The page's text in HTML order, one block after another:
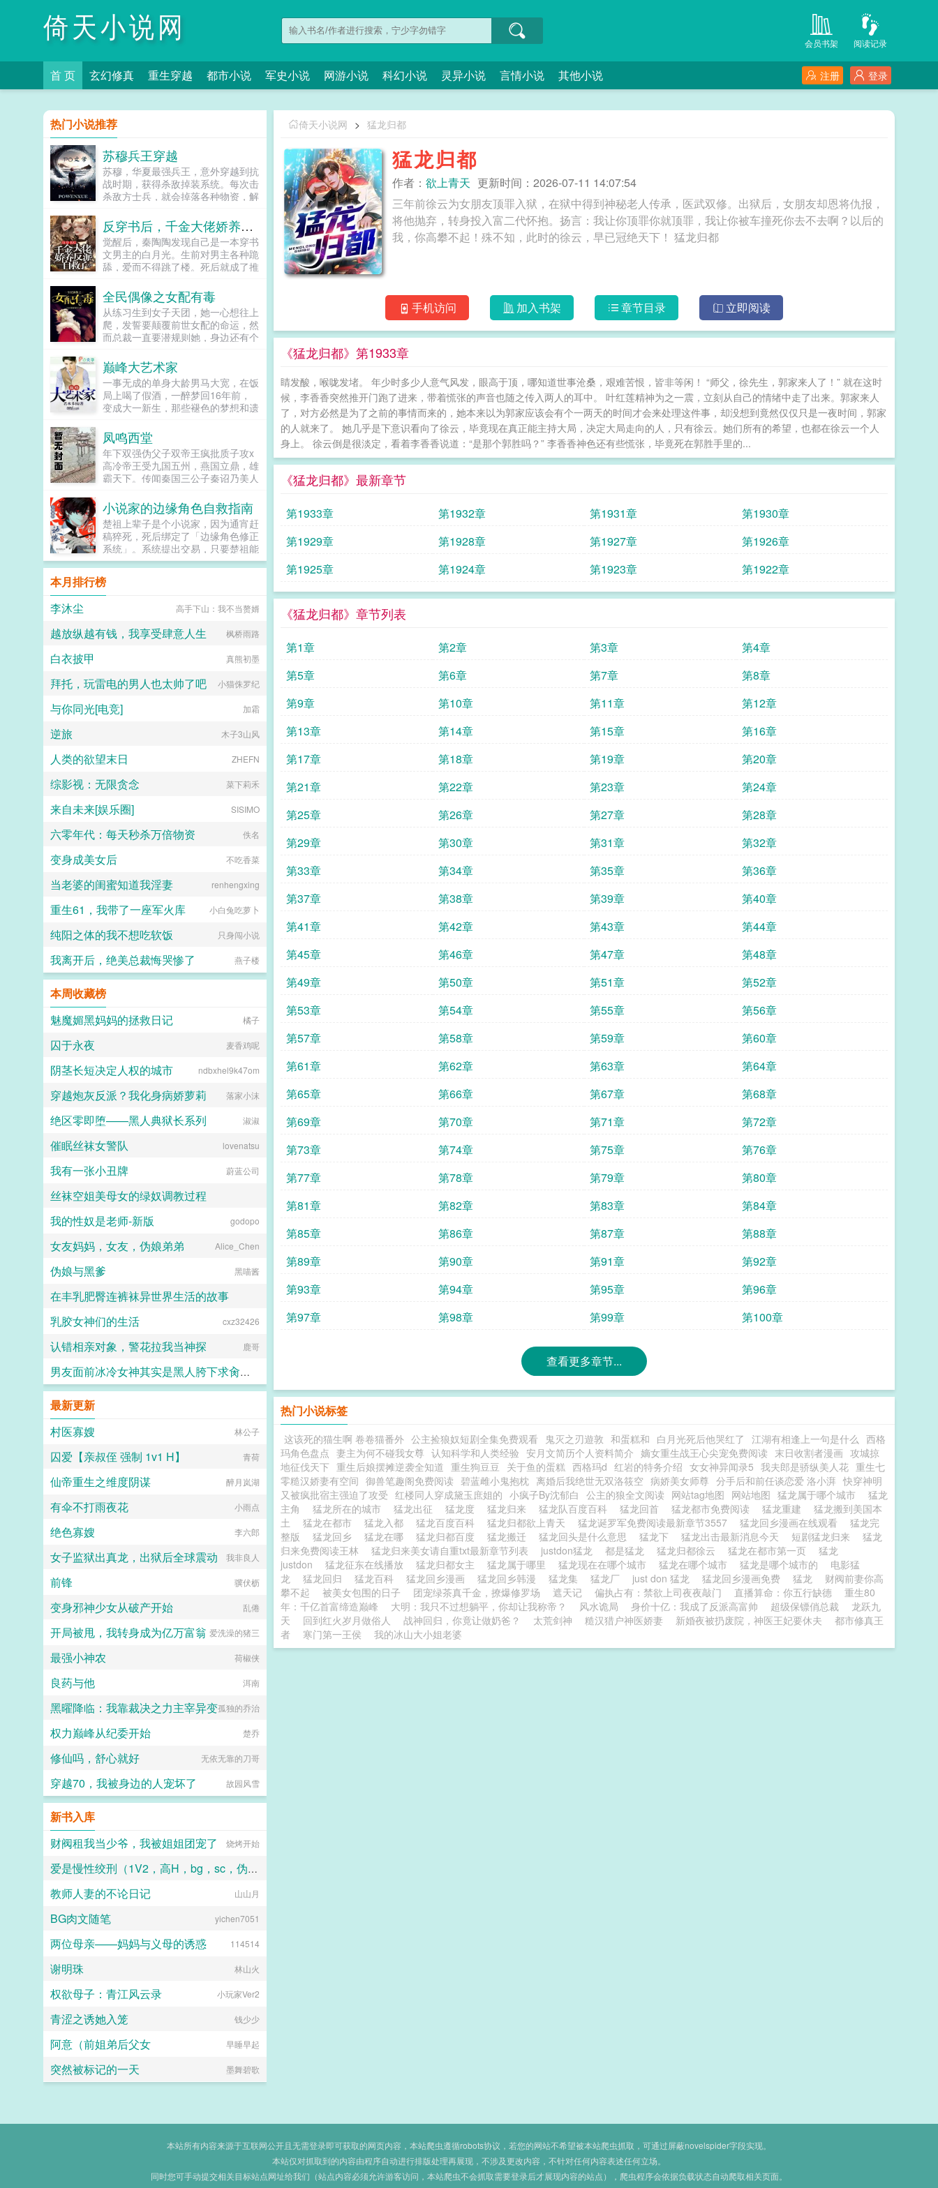
倚天小说网 阅读记录
会员书架
首 页 玄幻修真 重生穿越 都市小说 军史小说 网游小说 科幻小说 灵异小说 言情小说 其他小说 登录
注册
倚天小说网 > 猛龙归都
猛龙归都
作者： 欲上青天 更新时间：2026-07-11 14:07:54
三年前徐云为女朋友顶罪入狱，在狱中得到神秘老人传承，医武双修。出狱后，女朋友却恩将仇报，
将他抛弃，转身投入富二代怀抱。扬言：我让你顶罪你就顶罪，我让你被车撞死你去不去啊？以后的
我，你高攀不起！殊不知，此时的徐云，早已冠绝天下！ 猛龙归都
手机访问 加入书架 章节目录 立即阅读
《猛龙归都》第1933章
睛发酸，喉咙发堵。 年少时多少人意气风发，眼高于顶，哪知道世事沧桑，艰难苦恨，皆非等闲！ “师父，徐先生，郭家来人了！” 就在这时
候，李香香突然推开门跑了进来，带着慌张的声音也随之传入两人的耳中。 叶红莲精神为之一震，立刻从自己的情绪中走了出来。郭家来人
了，对方必然是为了之前的事情而来的，她本来以为郭家应该会有个一两天的时间才会来处理这件事，却没想到竟然仅仅只是一夜时间，郭家
的人就来了。 她几乎是下意识看向了徐云，毕竟现在真正能主持大局，决定大局走向的人，只有徐云。她们所有的希望，也都在徐云一个人
身上。 徐云倒是很淡定，看着李香香说道：“是那个郭胜吗？” 李香香神色还有些慌张，毕竟死在郭胜手里的...
《猛龙归都》最新章节
第1933章 第1932章 第1931章
第1930章
第1929章
第1928章 第1927章
第1926章
第1925章
第1924章 第1923章 第1922章
《猛龙归都》章节列表
第1章 第2章 第3章
第4章
第5章
第6章 第7章
第8章
第9章
第10章 第11章
第12章
第13章
第14章 第15章
第16章
第17章
第18章 第19章
第20章
第21章
第22章 第23章
第24章
第25章
第26章 第27章
第28章
第29章
第30章 第31章
第32章
第33章
第34章 第35章
第36章
第37章
第38章 第39章
第40章
第41章
第42章 第43章
第44章
第45章
第46章 第47章
第48章
第49章
第50章 第51章
第52章
第53章
第54章 第55章
第56章
第57章
第58章 第59章
第60章
第61章
第62章 第63章
第64章
第65章
第66章 第67章
第68章
第69章
第70章 第71章
第72章
第73章
第74章 第75章
第76章
第77章
第78章 第79章
第80章
第81章
第82章 第83章
第84章
第85章
第86章 第87章
第88章
第89章
第90章 第91章
第92章
第93章
第94章 第95章
第96章
第97章
第98章 第99章 第100章
查看更多章节...
热门小说标签
这该死的猫生啊 卷卷猫番外 公主捡狼奴短剧全集免费观看 鬼灭之刃遊敦 和蛋糕和 白月光死后他哭红了 江湖有相逢上一句是什么 西格
玛角色盘点 妻主为何不碰我女尊 认知科学和人类经验 安月文简历个人资料简介 嫡女重生战王心尖宠免费阅读 末日收割者漫画 攻城掠
地征伐天下 重生后娘摆摊逆袭全知道 重生狗豆豆 关于鱼的蛋糕 西格玛d 红岩的特务介绍 女女神异闻录5 我夫郎是骄纵美人花 重生七
零糙汉娇妻有空间 御兽笔趣阁免费阅读 碧蓝雌小鬼抱枕 离婚后我绝世无双洛筱空 病娇美女师尊 分手后和前任谈恋爱 洛小湃 快穿神明
又被疯批宿主强迫了攻受 红楼同人穿成黛玉庶姐的 小疯子By沈郁白 公主的狼全文阅读 网站tag地图 网站地图 猛龙属于哪个城市
猛龙
主角
猛龙所在的城市 猛龙出征 猛龙度 猛龙归来 猛龙队百度百科 猛龙回首 猛龙都市免费阅读 猛龙重建
猛龙搬到美国本
土
猛龙在都市 猛龙入都 猛龙百度百科 猛龙归都欲上青天 猛龙诞罗军免费阅读最新章节3557 猛龙回乡漫画在线观看
猛龙完
整版
猛龙回乡 猛龙在哪 猛龙归都百度 猛龙搬迁 猛龙回头是什么意思 猛龙下 猛龙出击最新消息今天 短剧猛龙归来
猛龙
归来免费阅读王林
猛龙归来美女请自重txt最新章节列表 justdon猛龙 都是猛龙 猛龙归都徐云 猛龙在都市第一页
猛龙
justdon
猛龙征东在线播放 猛龙归都女主 猛龙属于哪里 猛龙现在在哪个城市 猛龙在哪个城市 猛龙是哪个城市的
电影猛
龙
猛龙回归 猛龙百科 猛龙回乡漫画 猛龙回乡韩漫 猛龙集 猛龙厂 just don 猛龙 猛龙回乡漫画免费 猛龙
财阀前妻你高
攀不起
被美女包围的日子 团宠绿茶真千金，撩爆修罗场 遮天记 偏执占有：禁欲上司夜夜敲门 直播算命：你五行缺德
重生80
年：千亿首富缔造巅峰
大明：我只不过想躺平，你却让我称帝？ 风水诡局 身价十亿：我成了反派高富帅 超级保镖俏总裁
龙跃九
天
回到红火岁月做俗人 战神回归，你竟让做奶爸？ 太荒剑神 糙汉猎户神医娇妻 新婚夜被扔废院，神医王妃要休夫
都市修真王
者
寒门第一王侯 我的冰山大小姐老婆
热门小说推荐
苏穆兵王穿越
苏穆，华夏最强兵王，意外穿越到抗
战时期，获得杀敌掉装系统。每次击
杀敌方士兵，就会掉落各种物资，解
系统提示恭喜宿主击杀敌方士... 反穿书后，千金大佬娇养反派自救了
觉醒后，秦陶陶发现自己是一本穿书
文男主的白月光。生前对男主各种跪
舔，爱而不得跳了楼。死后就成了推
尸。秦家大小姐不干了！马上开启
王...
全民偶像之女配有毒
从练习生到女子天团，她一心想往上
爬，发誓要颠覆前世女配的命运，然
而总裁一直要潜规则她，身边还有个
巅峰大艺术家
一事无成的单身大龄男马大宽，在饭
局上喝了假酒，一醉梦回16年前，
变成大一新生，那些褪色的梦想和遗
家，做导演，收藏古玩字画，...
凤鸣西堂
年下双强伪父子双帝王疯批质子攻x
高冷帝王受九国五州，燕国立鼎，雄
霸天下。传闻秦国三公子秦诏乃美人
心，便将他送去燕国作质子。几渡春
秋，万里霜寒。秦诏乖顺，颇得燕王
宠溺，于及冠年放他归去。哪知三个
月后，他竟扫平障碍，弑父即位。自
此后狼子野心，昭然若揭三载风云变
幻，他荡平七国，强灭五州，将河山
归化为一，却将精兵对准燕国。强破
宫门之日，未杀一名俘虏，未夺半只
鸡犬。燕王端坐，临视睥睨，不怒而
自威。二人对上视线，促狭中带着几
分挑衅，金阶玉殿便生了寒。那凤目
微眯，仍循着旧日称呼，质问声凛
冽，吾儿，如今可要杀了寡人？秦诏
俯身，骤然折膝跪了下去往日隐忍换
作桀骜，锋锐眉眼经年淬炼，越发显
得狠厉，但唇角柔情却化作了一抹
笑，未免舍不得。哦？宫城十里，凤
冠霞帔，金银珠玉贯满箱，另有玺印
一枚，权作信礼。儿臣秦诏笑的璀
璨，忽又改了口，朕，是来迎娶您回
家的。前期日常卖惨求宠博取父王怜
爱的质子攻x每天外冷内热宠溺带娃
的后爹受后期装乖假寐豺狼帝王攻x
高冷美强囚凤帝王受食用注意■时代
架春秋平行时期，称呼及势力地图有
私设。双方无任何亲缘关系，质子到
他国后，称国君为父王。■端水互宠
相爱相杀年龄差7岁年下强强身心
1v1欢迎收藏作者鞠躬jpg其他预收
（作者广告位3啵啵）■古耽戎马踏
秋棠心狠手辣权臣攻x老谋深算谋士
受权臣技能之伺候娇生惯养的公子哥
儿。■古耽照我满怀冰雪忠犬糙汉暗
卫攻x狠戾变态王爷受被王爷一个巴
掌扇爽了。■古耽误我秦楼约高冷闷
骚大将军x骄扬富贵小少爷被老婆倒
追又放弃，将军等会，小祖宗哎！■
东幻众神审判日疯批大佬x高冷之花
为神清路的蓝星5s指挥长军官权昼，
遇到一个顶级疯批罪犯。想杀我？试
试接吻吗？■现耽第13个治疗师狂躁
失眠的霸总，被手段高超的pua心理
治疗师狠狠拿捏。老婆把我的精神病
小说家的边缘角色自救指南
楚祖上辈子是个小说家，因为通宵赶
稿猝死，死后绑定了「边缘角色修正
系统」。系统提出交易，只要楚祖能
扮演并修正那些被读者讨厌的边缘角
色，他就能重获新生。楚祖改人设是
吧？老擅长了！第一本读者A你可以
让反派降智，但你最好不要做梦觉得
读者也会降智，很难懂吗？还是读者
啊！！祖爹！对不起！是我说话太大
止，就算你重复强调五百次他是可爱
不会汪汪叫的那种。还是读者B起猛
里能领养，阿祖！我也要养阿祖！！
一定要搞这么五毒俱全的角色？写不
CMD，祖神，我可真该死啊！第四
的一般，但我改得还行吧？系统你知
算什么边缘角色啊！！！TIPS12100
惕祖哥感情牌，他是个狠人3wb短不
注发言时间，精确到秒，有用5是想
有各个题材，收收菜呗w...
本月排行榜
李沐尘
高手下山：我不当赘婿
越放纵越有钱，我享受肆意人生 枫桥雨路
白衣披甲 真熊初墨
拜托，玩雷电的男人也太帅了吧 小猫侏罗纪
与你同光[电竞] 加霜
逆旅 木子3山风
人类的欲望末日 ZHEFN
综影视：无限贪念 菜下莉禾
来自未来[娱乐圈] SISIMO
六零年代：每天秒杀万倍物资 佚名
变身成美女后 不吃香菜
当老婆的闺蜜知道我淫妻 renhengxing
重生61，我带了一座军火库 小白兔吃萝卜
纯阳之体的我不想吃软饭 只身闯小说
我离开后，绝美总裁悔哭惨了 燕子楼
本周收藏榜
魅魔媚黑妈妈的拯救日记
橘子
囚于永夜 麦香鸡呢
阴茎长短决定人权的城市 ndbxhel9k47om
穿越炮灰反派？我化身病娇萝莉 落家小沫
绝区零即堕——黑人典狱长系列 淑淑
催眠丝袜女警队 lovenatsu
我有一张小丑牌 蔚蓝公司
丝袜空姐美母女的绿奴调教过程
Drowning Ocean
我的性奴是老师-新版 godopo
女友妈妈，女友，伪娘弟弟 Alice_Chen
伪娘与黑爹 黑喵酱
在丰乳肥臀连裤袜异世界生活的故事
情话微甜
乳胶女神们的生活 cxz32426
认错相亲对象，警花拉我当神探 鹿哥
男友面前冰冷女神其实是黑人胯下求肏求受孕的媚黑母狗、直播放送女神被黑人爆肏！
最新更新
村医寡嫂
林公子
囚爱【亲叔侄 强制 1v1 H】 青荷
仙帝重生之维度阴谋 醉月岚湖
有伞不打雨夜花 小雨点
绝色寡嫂 李六郎
女子监狱出真龙，出狱后全球震动 我非良人
前锋 骥伏枥
变身邪神少女从破产开始 乱倦
开局被甩，我转身成为亿万富翁 爱洗澡的猪三
最强小神农 荷椒侠
良药与他 洱南
黑曜降临：我靠裁决之力主宰异变孤独的乔治
权力巅峰从纪委开始 楚乔
修仙吗，舒心就好 无依无靠的刀哥
穿越70，我被身边的人宠坏了 故园风雪
新书入库
财阀租我当少爷，我被姐姐团宠了
烧烤开始
爱是慢性绞刑（1V2，高H，bg，sc，伪骨科）
龙华
教师人妻的不论日记 山山月
BG肉文随笔 yichen7051
两位母亲——妈妈与义母的诱惑 114514
谢明珠 林山火
权欲母子：青江风云录 小玩家Ver2
青涩之诱她入笼 钱少少
阿意（前姐弟后父女 早睡早起
突然被标记的一天 墨舞碧歌
本站所有内容来源于互联网公开且无需登录即可获取的网页内容，本站爬虫遵循robots协议，若您的网站不希望被本站爬虫抓取，可通过屏蔽novelspider字段实现。
本站仅对抓取到的内容由程序自动进行排版处理再展现，不涉及更改内容，不针对任何内容表述任何立场。
同时您可手动提交相关目标站点网址给我们（站点内容必须允许游客访问，本站爬虫不会抓取需要登录后才展现内容的站点），爬虫程序会依据负载状态自动爬取相关页面。